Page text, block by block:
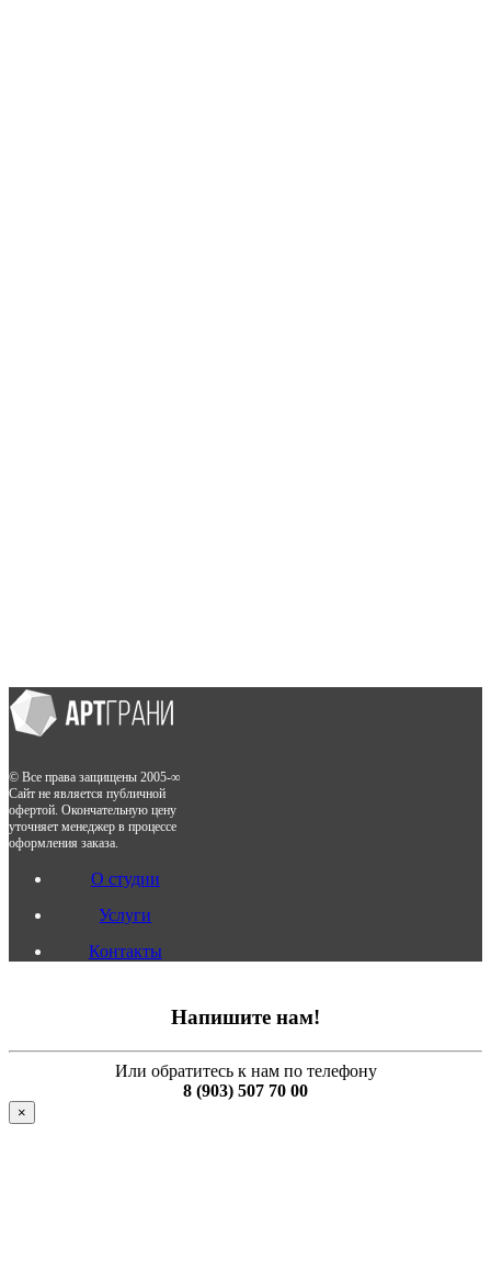
© Все права защищены 2005-∞
Сайт не является публичной
офертой. Окончательную цену
уточняет менеджер в процессе
оформления заказа.
О студии
Услуги
Контакты
Напишите нам!
Или обратитесь к нам по телефону
8 (903) 507 70 00
×